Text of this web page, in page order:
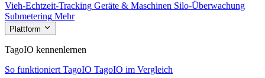
Vieh-Echtzeit-Tracking Geräte & Maschinen Silo-Überwachung
Submetering Mehr
Plattform
TagoIO kennenlernen
So funktioniert TagoIO TagoIO im Vergleich